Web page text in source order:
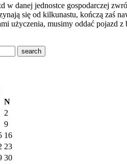
w danej jednostce gospodarczej
się od kilkunastu, kończą zaś
użyczenia, musimy oddać
N
2
9
16
23
30